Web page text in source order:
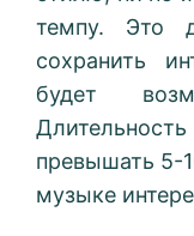
темпу. Это
сохранить
будет
превышать 5-
музыке